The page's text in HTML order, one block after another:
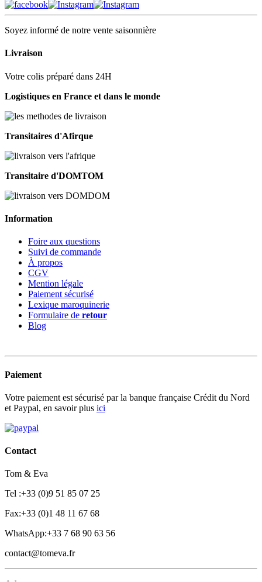
Soyez informé de notre vente saisonnière
Livraison
Votre colis préparé dans 24H
Logistiques en France et dans le monde
Transitaires d'Afirque
Transitaire d'DOMTOM
Information
Foire aux questions
Suivi de commande
À propos
CGV
Mention légale
Paiement sécurisé
Lexique maroquinerie
Formulaire de retour
Blog
Paiement
Votre paiement est sécurisé par la banque française Crédit du Nord
et Paypal, en savoir plus ici
Contact
Tom & Eva
Tel :+33 (0)9 51 85 07 25
Fax:+33 (0)1 48 11 67 68
WhatsApp:+33 7 68 90 63 56
contact@tomeva.fr